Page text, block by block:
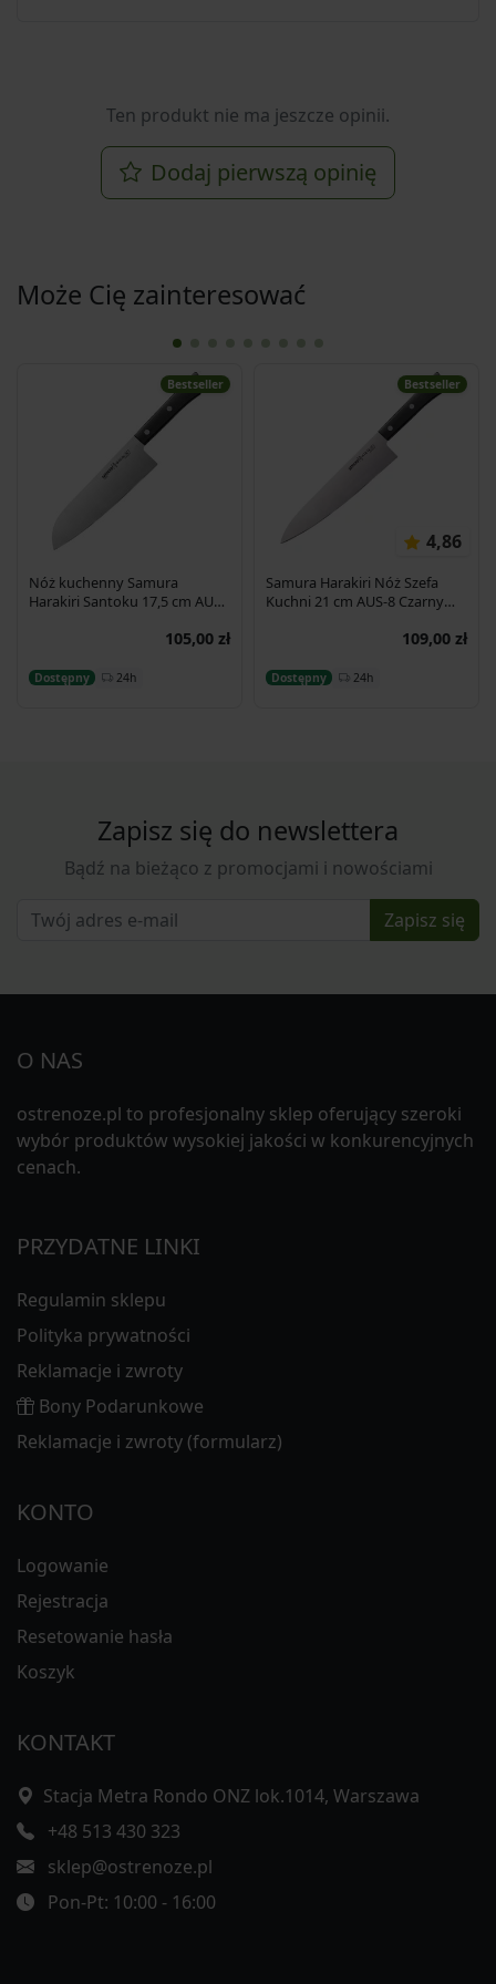
Ten produkt nie ma jeszcze opinii.
Dodaj pierwszą opinię
Może Cię zainteresować
Bestseller
Nóż kuchenny Samura
Harakiri Santoku 17,5 cm AUS-
105,00 zł
Dostępny 24h
Dodaj do koszyka
Bestseller
4,86
Samura Harakiri Nóż Szefa
Kuchni 21 cm AUS-8 Czarny
109,00 zł
Dostępny 24h
Dodaj do koszyka
Zapisz się do newslettera
Bądź na bieżąco z promocjami i nowościami
Zapisz się
O NAS
ostrenoze.pl to profesjonalny sklep oferujący szeroki
wybór produktów wysokiej jakości w konkurencyjnych
cenach.
PRZYDATNE LINKI
Regulamin sklepu
Polityka prywatności
Reklamacje i zwroty
Bony Podarunkowe
Reklamacje i zwroty (formularz)
KONTO
Logowanie
Rejestracja
Resetowanie hasła
Koszyk
KONTAKT
Stacja Metra Rondo ONZ lok.1014, Warszawa
+48 513 430 323
sklep@ostrenoze.pl
Pon-Pt: 10:00 - 16:00